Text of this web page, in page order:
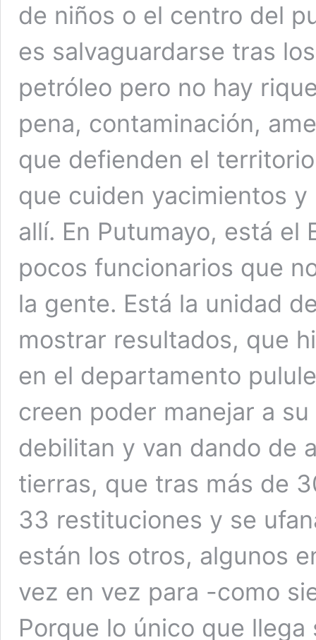
de niños o el centro del
es salvaguardarse tras
petróleo pero no hay
pena, contaminación,
que defienden el
que cuiden yacimientos
allí. En Putumayo, está
pocos funcionarios que
la gente. Está la unidad
mostrar resultados, que
en el departamento
creen poder manejar a
debilitan y van dando de
tierras, que tras más de
33 restituciones y se
están los otros, algunos
vez en vez para -como
Porque lo único que